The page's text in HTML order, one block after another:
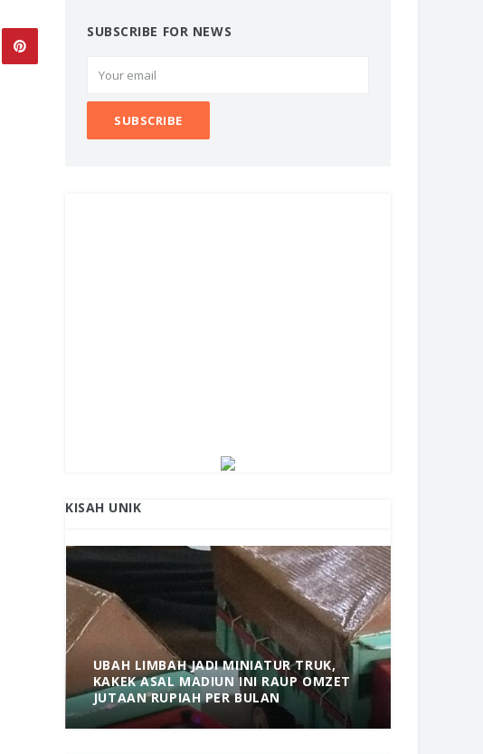
SUBSCRIBE FOR NEWS
KISAH UNIK
UBAH LIMBAH JADI MINIATUR TRUK,
KAKEK ASAL MADIUN INI RAUP OMZET
JUTAAN RUPIAH PER BULAN